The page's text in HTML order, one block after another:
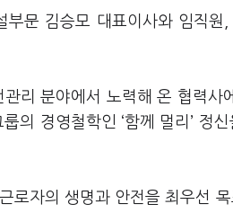
부문 김승모 대표이사와 임직
리 분야에서 노력해 온 협력
의 경영철학인 ‘함께 멀리’ 정
로자의 생명과 안전을 최우선